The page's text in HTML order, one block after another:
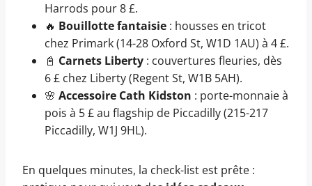
Harrods pour 8 £.
🔥 Bouillotte fantaisie : housses en tricot
chez Primark (14-28 Oxford St, W1D 1AU) à 4 £.
📓 Carnets Liberty : couvertures fleuries, dès
6 £ chez Liberty (Regent St, W1B 5AH).
🌸 Accessoire Cath Kidston : porte-monnaie à
pois à 5 £ au flagship de Piccadilly (215-217
Piccadilly, W1J 9HL).
En quelques minutes, la check-list est prête :